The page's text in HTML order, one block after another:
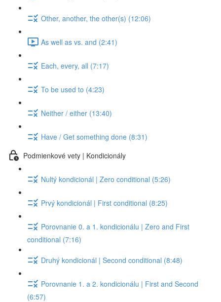
Other, another, the other(s) (12:06)
As well as vs. and (2:41)
Each, every, all (7:17)
To be used to (4:23)
Neither / either (13:40)
Have / Get something done (8:31)
Podmienkové vety | Kondicionály
Nultý kondicionál | Zero conditional (5:26)
Prvý kondicionál | First conditional (8:25)
Porovnanie 0. a 1. kondicionálu | Zero and First
conditional (7:16)
Druhý kondicionál | Second conditional (8:48)
Porovnanie 1. a 2. kondicionálu | First and Second
(6:57)